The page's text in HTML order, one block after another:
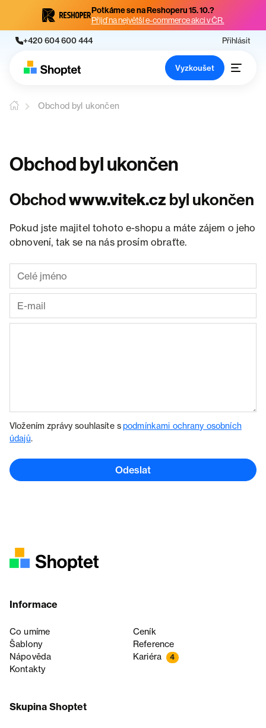
Potkáme se na Reshoperu 15. 10.?
Přijď na největší e-commerce akci v ČR.
+420 604 600 444 Přihlásit
Vyzkoušet
Obchod byl ukončen
Obchod byl ukončen
Obchodwww.vitek.cz byl ukončen
Pokud jste majitel tohoto e-shopu a máte zájem o jeho
obnovení, tak se na nás prosím obraťte.
Vložením zprávy souhlasíte spodmínkami ochrany osobních
údajů.
Odeslat
Informace
Co umíme
Ceník
Šablony
Reference
Nápověda
Kariéra 4
Kontakty
Skupina Shoptet